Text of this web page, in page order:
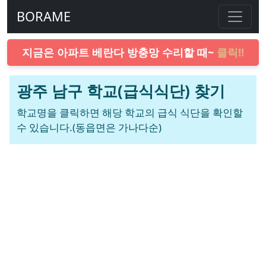
BORAME
지금은 아파트 베란다 방충망 수리할 때~ 클릭!!
광주 남구 학교(급식식단) 찾기
학교명을 클릭하면 해당 학교의 급식 식단을 확인할
수 있습니다.(동읍면은 가나다순)